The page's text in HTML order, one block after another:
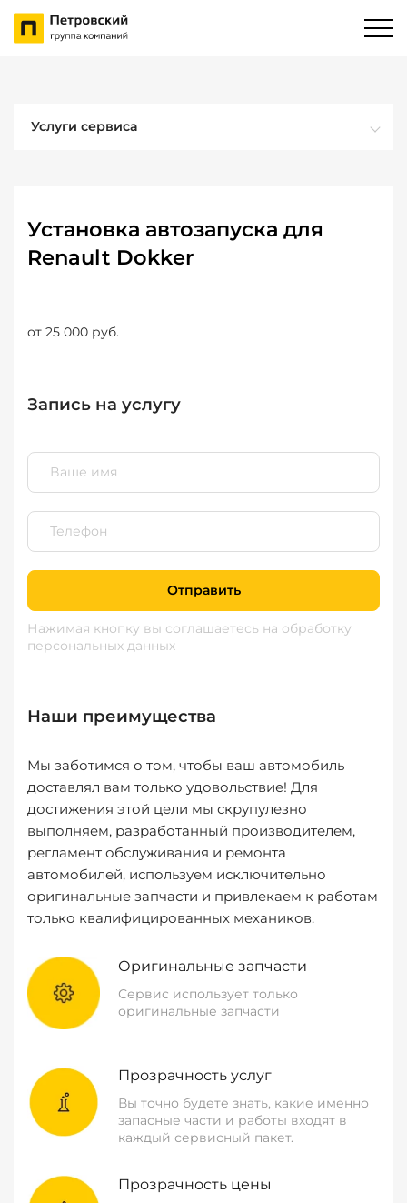
Услуги сервиса
Установка автозапуска для
Renault Dokker
от 25 000 руб.
Запись на услугу
Отправить
Нажимая кнопку вы соглашаетесь на обработку
персональных данных
Наши преимущества
Мы заботимся о том, чтобы ваш автомобиль
доставлял вам только удовольствие! Для
достижения этой цели мы скрупулезно
выполняем, разработанный производителем,
регламент обслуживания и ремонта
автомобилей, используем исключительно
оригинальные запчасти и привлекаем к работам
только квалифицированных механиков.
Оригинальные запчасти
Сервис использует только
оригинальные запчасти
Прозрачность услуг
Вы точно будете знать, какие именно
запасные части и работы входят в
каждый сервисный пакет.
Прозрачность цены